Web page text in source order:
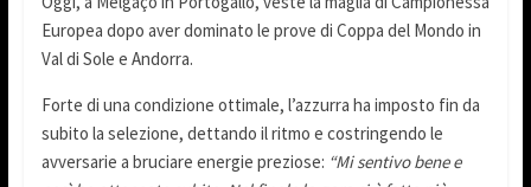
Europea dopo aver dominato le prove di Coppa del Mondo in
Val di Sole e Andorra.
Forte di una condizione ottimale, l’azzurra ha imposto fin da
subito la selezione, dettando il ritmo e costringendo le
avversarie a bruciare energie preziose: “Mi sentivo bene e